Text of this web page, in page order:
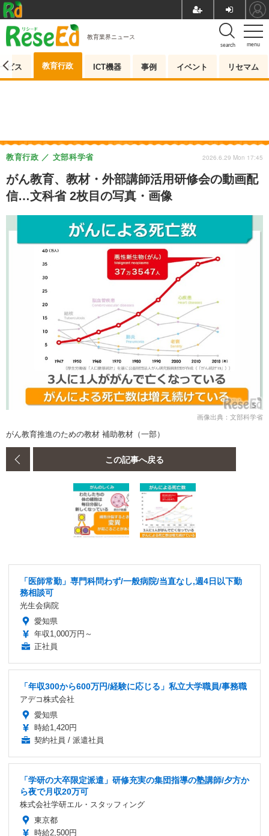
menu
search
教育業界ニュース
ビス 教育行政 ICT機器 事例 イベント リセマム
がん教育、教材・外部講師活用研修会の動画配
信…文科省 2枚目の写真・画像
教育行政 文部科学省 2026.6.29 Mon 17:45
画像出典：文部科学省
がん教育推進のための教材 補助教材（一部）
この記事へ戻る
「医師常勤」専門科問わず/一般病院/当直なし,週4日以下勤
務相談可
光生会病院
愛知県
年収1,000万円～
正社員
「年収300から600万円/経験に応じる」私立大学職員/事務職
アデコ株式会社
愛知県
時給1,420円
契約社員 / 派遣社員
「学研の大卒限定派遣」研修充実の集団指導の塾講師/夕方か
ら夜で月収20万可
株式会社学研エル・スタッフィング
東京都
時給2,500円